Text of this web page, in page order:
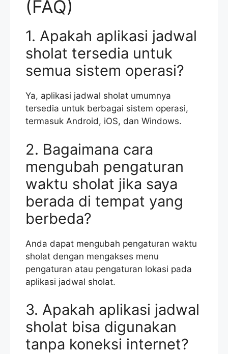
(FAQ)
1. Apakah aplikasi jadwal
sholat tersedia untuk
semua sistem operasi?
Ya, aplikasi jadwal sholat umumnya
tersedia untuk berbagai sistem operasi,
termasuk Android, iOS, dan Windows.
2. Bagaimana cara
mengubah pengaturan
waktu sholat jika saya
berada di tempat yang
berbeda?
Anda dapat mengubah pengaturan waktu
sholat dengan mengakses menu
pengaturan atau pengaturan lokasi pada
aplikasi jadwal sholat.
3. Apakah aplikasi jadwal
sholat bisa digunakan
tanpa koneksi internet?